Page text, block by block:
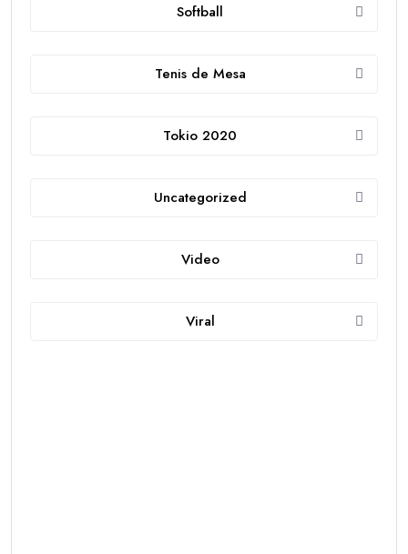
Softball
Tenis de Mesa
Tokio 2020
Uncategorized
Video
Viral